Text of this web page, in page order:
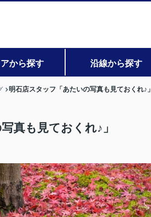
から探す 沿線から探す
明石店スタッフ「あたいの写真も見ておくれ♪」
真も見ておくれ♪」